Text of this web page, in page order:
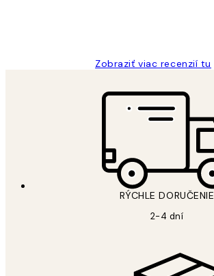
Zobraziť viac recenzií tu
RÝCHLE DORUČENIE
2-4 dní